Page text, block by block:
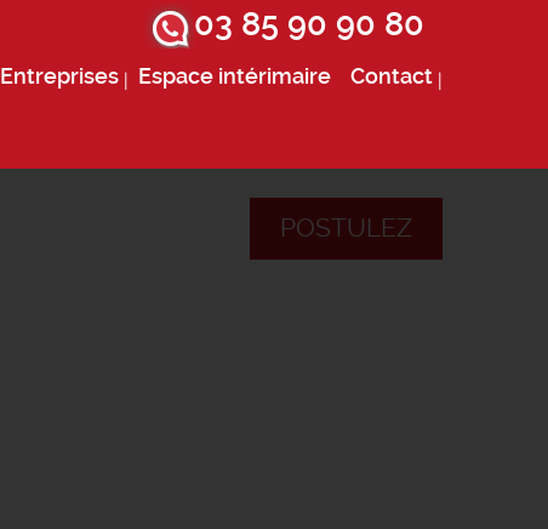
03 85 90 90 80
Entreprises Espace intérimaire Contact
POSTULEZ